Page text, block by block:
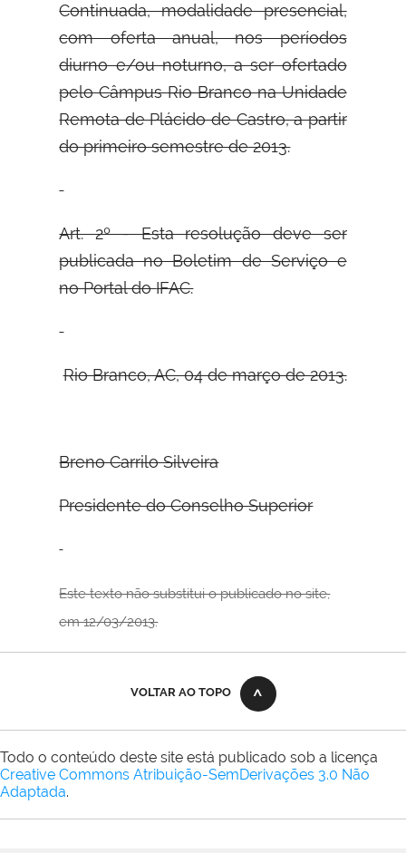
Continuada, modalidade presencial,
com oferta anual, nos períodos
diurno e/ou noturno, a ser ofertado
pelo Câmpus Rio Branco na Unidade
Remota de Plácido de Castro, a partir
do primeiro semestre de 2013.
Art. 2º - Esta resolução deve ser
publicada no Boletim de Serviço e
no Portal doIFAC.
Rio Branco, AC, 04 de março de 2013.
Breno Carrilo Silveira
Presidente do Conselho Superior
Este texto não substitui o publicado no site,
em 12/03/2013.
VOLTAR AO TOPO
Todo o conteúdo deste site está publicado sob a licença
Creative Commons Atribuição-SemDerivações 3.0 Não
Adaptada.